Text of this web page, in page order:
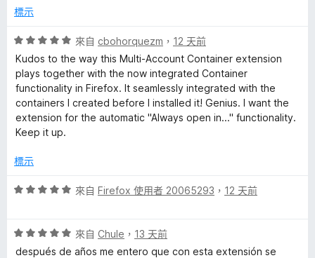
n
e
r
的
分
滿
5
分
標示
評
價
5
分
，
滿
分
分
來自 cbohorquezm ， 12 天前
Kudos to the way this Multi-Account Container extension
plays together with the now integrated Container
functionality in Firefox. It seamlessly integrated with the
containers I created before I installed it! Genius. I want the
extension for the automatic "Always open in..." functionality.
Keep it up.
標示
評
分
，
來自 Firefox 使用者 20065293 ， 12 天前
評
價
來自 Chule ， 13 天前
después de años me entero que con esta extensión se